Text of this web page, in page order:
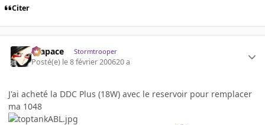
Citer
Krapace Stormtrooper
Posté(e) le 8 février 200620 a
J'ai acheté la DDC Plus (18W) avec le reservoir pour remplacer
ma 1048